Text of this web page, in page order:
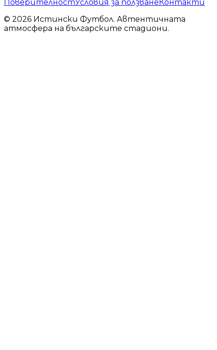
ПоверителностУсловия за ползване Контакти
© 2026 Истински Футбол. Автентичната
атмосфера на българските стадиони.